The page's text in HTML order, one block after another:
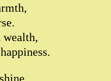
wealth,